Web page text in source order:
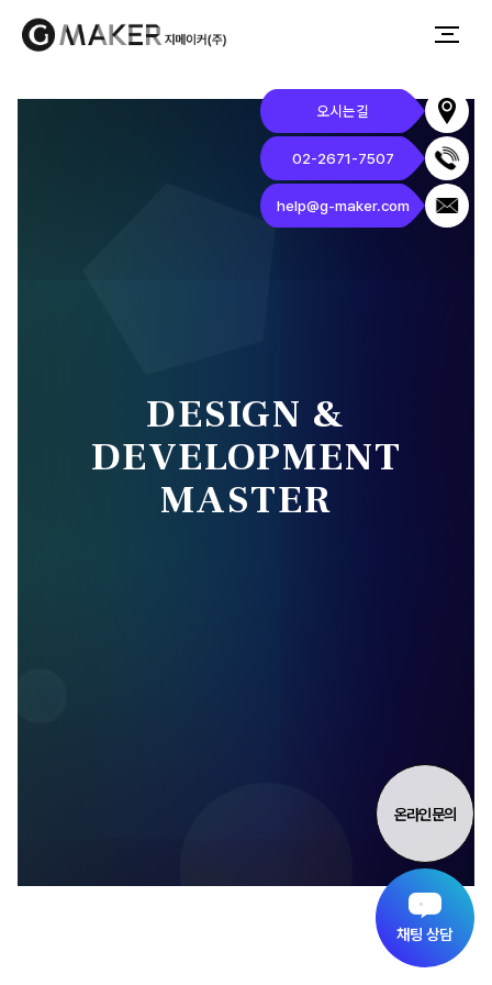
오시는길
02-2671-7507
help@g-maker.com
웹사이트 제작 · 앱 개발 · 홈페이지 유지보수 전문
DESIGN &
DEVELOPMENT
MASTER
온라인 문의
채팅 상담